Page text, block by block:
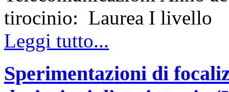
tirocinio: Laurea I livello
Leggi tutto...
Sperimentazioni di